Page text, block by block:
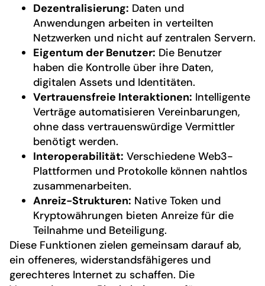
Dezentralisierung: Daten und
Anwendungen arbeiten in verteilten
Netzwerken und nicht auf zentralen Servern.
Eigentum der Benutzer: Die Benutzer
haben die Kontrolle über ihre Daten,
digitalen Assets und Identitäten.
Vertrauensfreie Interaktionen: Intelligente
Verträge automatisieren Vereinbarungen,
ohne dass vertrauenswürdige Vermittler
benötigt werden.
Interoperabilität: Verschiedene Web3-
Plattformen und Protokolle können nahtlos
zusammenarbeiten.
Anreiz-Strukturen: Native Token und
Kryptowährungen bieten Anreize für die
Teilnahme und Beteiligung.
Diese Funktionen zielen gemeinsam darauf ab,
ein offeneres, widerstandsfähigeres und
gerechteres Internet zu schaffen. Die